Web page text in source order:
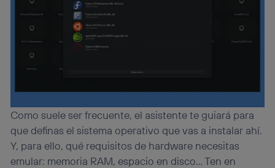
Como suele ser frecuente, el asistente te guiará para
que definas el sistema operativo que vas a instalar ahí.
Y, para ello, qué requisitos de hardware necesitas
emular: memoria RAM, espacio en disco… Ten en